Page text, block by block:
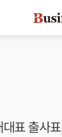
표 출사